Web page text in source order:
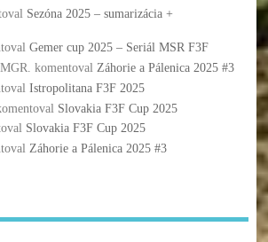
Sezóna 2025 – sumarizácia +
Gemer cup 2025 – Seriál MSR F3F
komentoval Záhorie a Pálenica 2025 #3
Istropolitana F3F 2025
Slovakia F3F Cup 2025
Slovakia F3F Cup 2025
Záhorie a Pálenica 2025 #3